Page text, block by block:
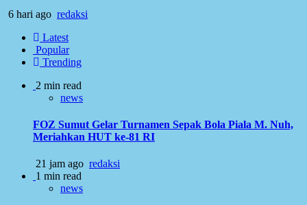
6 hari ago redaksi
Latest
Popular
Trending
2 min read
news
FOZ Sumut Gelar Turnamen Sepak Bola Piala M. Nuh,
Meriahkan HUT ke-81 RI
21 jam ago redaksi
1 min read
news